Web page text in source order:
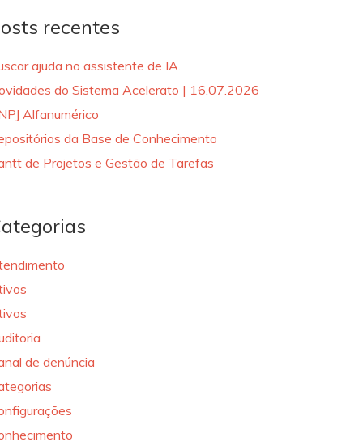
recentes
ajuda no assistente de IA.
do Sistema Acelerato | 16.07.2026
Alfanumérico
da Base de Conhecimento
de Projetos e Gestão de Tarefas
de denúncia